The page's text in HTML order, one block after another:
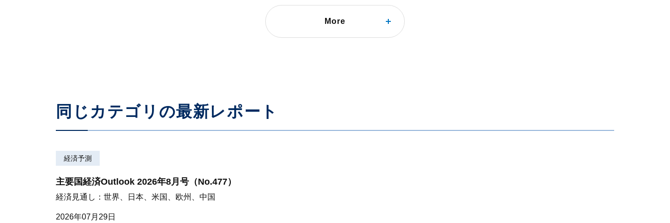
Ⅰ．2020年の世界経済、「適温経済」への期待に潜むリスク Ⅱ．企業活動に見る消費税増税の影響
More
同じカテゴリの最新レポート
経済予測
主要国経済Outlook 2026年8月号（No.477）
経済見通し：世界、日本、米国、欧州、中国
2026年07月29日